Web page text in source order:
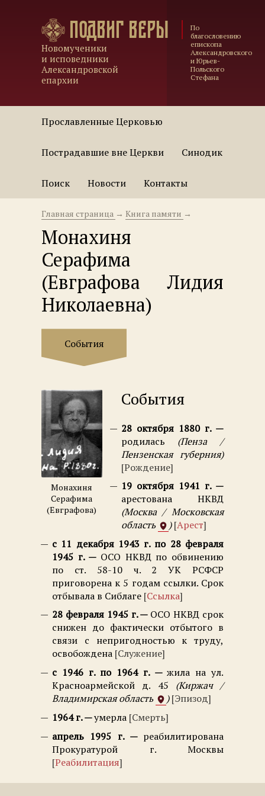
Подвиг веры
Новомученики
и исповедники
Александровской
епархии
По
благословению
епископа
Александровского
и Юрьев-
Польского
Стефана
Прославленные Церковью
Пострадавшие вне Церкви Синодик
Поиск Новости Контакты
Главная страница → Книга памяти →
Монахиня
Серафима
(Евграфова Лидия
Николаевна)
События
Монахиня
Серафима
(Евграфова)
События
28 октября 1880 г.
родилась
Пенза /
Пензенская губерния
Рождение
19 октября 1941 г.
арестована НКВД
Москва / Московская
область
Арест
с 11 декабря 1943 г. по 28 февраля
1945 г.
ОСО НКВД по обвинению
по ст. 58-10 ч. 2 УК РСФСР
приговорена к 5 годам ссылки. Срок
отбывала в Сиблаге Ссылка
28 февраля 1945 г.
ОСО НКВД срок
снижен до фактически отбытого в
связи с непригодностью к труду,
освобождена Служение
с 1946 г. по 1964 г.
жила на ул.
Красноармейской д. 45
Киржач /
Владимирская область
Эпизод
1964 г.
умерла Смерть
апрель 1995 г.
реабилитирована
Прокуратурой г. Москвы
Реабилитация